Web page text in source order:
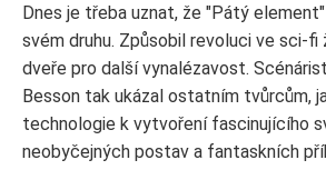
Dnes je třeba uznat, že "Pátý
svém druhu. Způsobil revoluci ve sci-fi
dveře pro další vynalézavost.
Besson tak ukázal ostatním tvůrcům,
technologie k vytvoření fascinujícího
neobyčejných postav a fantaskních